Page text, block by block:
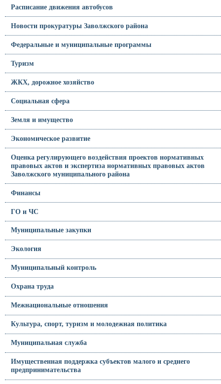
Расписание движения автобусов
Новости прокуратуры Заволжского района
Федеральные и муниципальные программы
Туризм
ЖКХ, дорожное хозяйство
Социальная сфера
Земля и имущество
Экономическое развитие
Оценка регулирующего воздействия проектов нормативных
правовых актов и экспертиза нормативных правовых актов
Заволжского муниципального района
Финансы
ГО и ЧС
Муниципальные закупки
Экология
Муниципальный контроль
Охрана труда
Межнациональные отношения
Культура, спорт, туризм и молодежная политика
Муниципальная служба
Имущественная поддержка субъектов малого и среднего
предпринимательства